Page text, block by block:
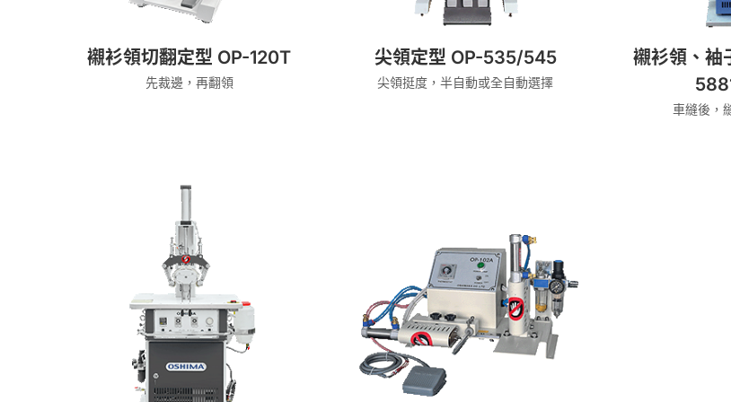
襯衫領切翻定型 OP-120T
先裁邊，再翻領
尖領定型 OP-535/545
尖領挺度，半自動或全自動選擇
襯衫領、袖
車縫後，